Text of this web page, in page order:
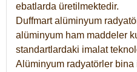
ebatlarda üretilmektedir.
Duffmart alüminyum
alüminyum ham maddeler
standartlardaki imalat
Alüminyum radyatörler bina